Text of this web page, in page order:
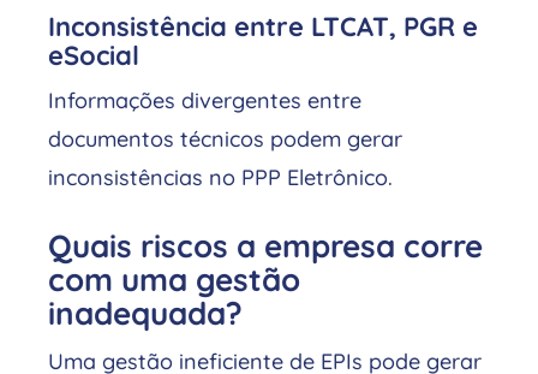
Inconsistência entre LTCAT, PGR e
eSocial
Informações divergentes entre
documentos técnicos podem gerar
inconsistências no PPP Eletrônico.
Quais riscos a empresa corre
com uma gestão
inadequada?
Uma gestão ineficiente de EPIs pode gerar